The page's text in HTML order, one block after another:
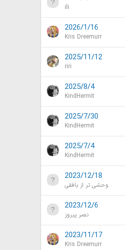
ili
2026/1/16
Kris Dreemurr
2025/11/12
riri
2025/8/4
KindHermit
2025/7/30
KindHermit
2025/7/4
KindHermit
2023/12/18
وحشی تر از بافقی
2023/12/6
نصر پیروز
2023/11/17
Kris Dreemurr